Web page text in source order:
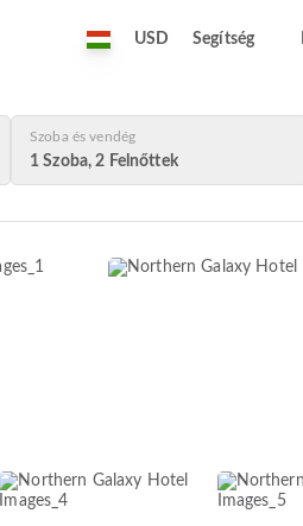
USD Segítség
Szoba és vendég
1 Szoba, 2 Felnőttek